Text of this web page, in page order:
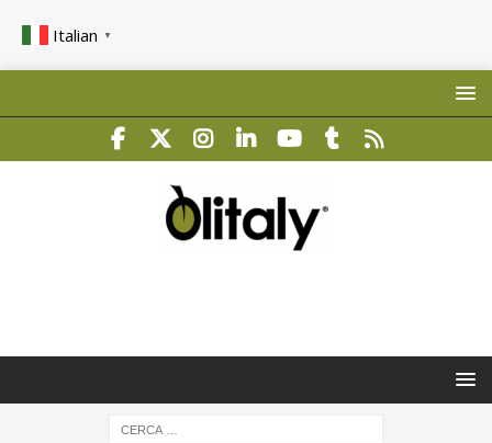
Italian ▼